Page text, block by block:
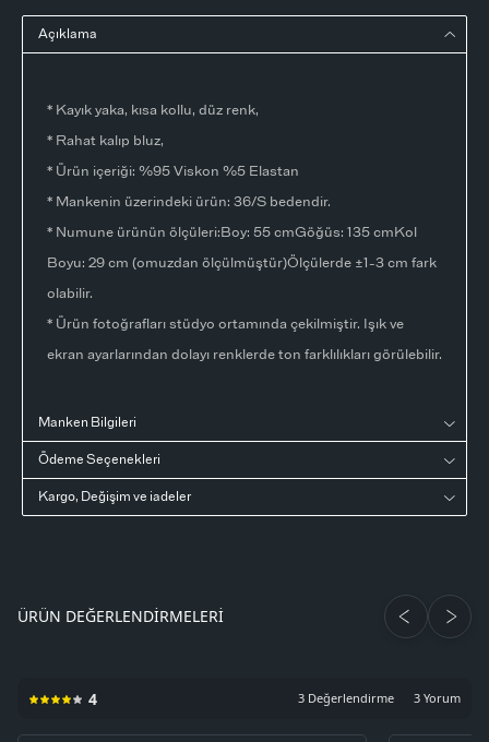
Açıklama
* Kayık yaka, kısa kollu, düz renk,
* Rahat kalıp bluz,
* Ürün içeriği: %95 Viskon %5 Elastan
* Mankenin üzerindeki ürün: 36/S bedendir.
* Numune ürünün ölçüleri:Boy: 55 cmGöğüs: 135 cmKol
Boyu: 29 cm (omuzdan ölçülmüştür)Ölçülerde ±1-3 cm fark
olabilir.
* Ürün fotoğrafları stüdyo ortamında çekilmiştir. Işık ve
ekran ayarlarından dolayı renklerde ton farklılıkları görülebilir.
Manken Bilgileri
Ödeme Seçenekleri
Kargo, Değişim ve iadeler
ÜRÜN DEĞERLENDIRMELERI
4 3 Değerlendirme 3 Yorum